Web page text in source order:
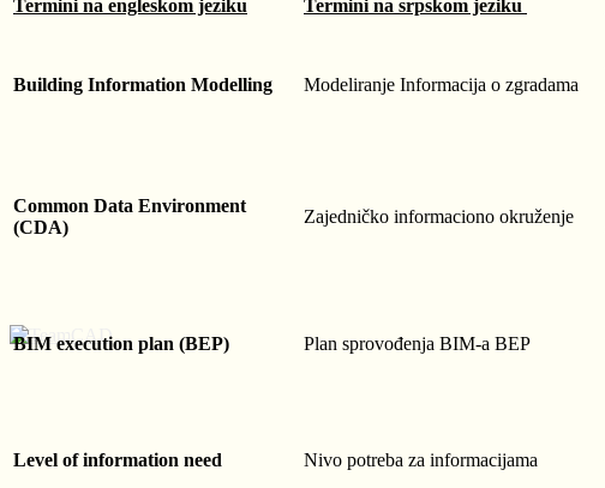
Termini na engleskom jeziku Termini na srpskom jeziku
Building Information Modelling Modeliranje Informacija o zgradama
Common Data Environment
(CDA)
Zajedničko informaciono okruženje
BIM execution plan (BEP) Plan sprovođenja BIM-a BEP
Level of information need Nivo potreba za informacijama